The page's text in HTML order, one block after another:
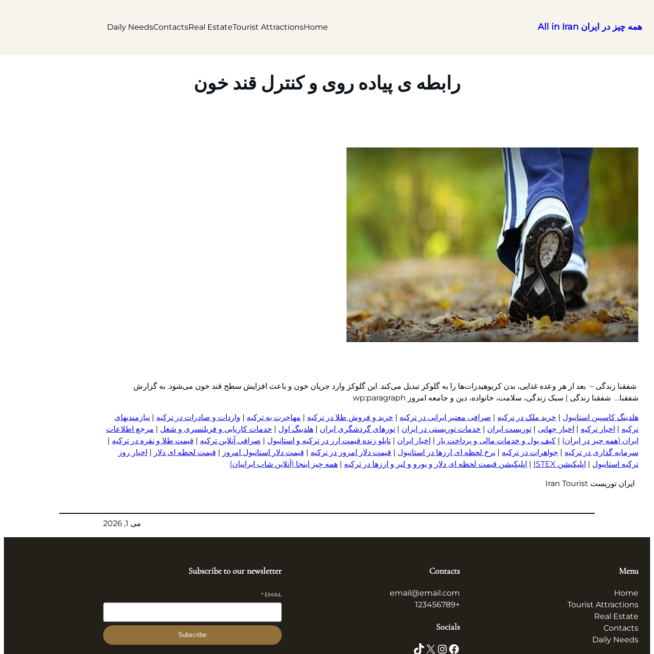
همه چیز در ایران All in Iran Home
Tourist Attractions
Real Estate
Contacts
Daily Needs
رابطه ی پیاده روی و کنترل قند خون
شفقنا زندگی – بعد از هر وعده غذایی، بدن کربوهیدرات‌ها را به گلوکز تبدیل می‌کند. این گلوکز وارد جریان خون و باعث افزایش سطح قند خون می‌شود. به گزارش
شفقنا… شفقنا زندگی | سبک زندگی، سلامت، خانواده، دین و جامعه امروز wp:paragraph
هلدینگ کاسپین استانبول | خرید ملک در ترکیه | صرافی معتبر ایرانی در ترکیه | خرید و فروش طلا در ترکیه | مهاجرت به ترکیه | واردات و صادرات در ترکیه | نیازمندیهای
ترکیه | اخبار ترکیه | اخبار جهانی | توریست ایران | خدمات توریستی در ایران | تورهای گردشگری ایران | هلدینگ اول | خدمات کاریابی و فریلنسری و شغل | مرجع اطلاعات
ایران (همه چیز در ایران) | کیف پول و خدمات مالی و پرداخت یار | اخبار ایران | تابلو زنده قیمت ارز در ترکیه و استانبول | صرافی آنلاین ترکیه | قیمت طلا و نقره در ترکیه |
سرمایه گذاری در ترکیه | جواهرات در ترکیه | نرخ لحظه ای ارزها در استانبول | قیمت دلار امروز در ترکیه | قیمت دلار استانبول امروز | قیمت لحظه ای دلار | اخبار روز
ترکیه استانبول | اپلیکیشن ISTEX | اپلیکیشن قیمت لحظه ای دلار و یورو و لیر و ار زها در ترکیه | همه چیز اینجا (آنلاین شاپ ایرانیان)
ایران توریست Iran Tourist
می 1, 2026
Menu
Home
Tourist Attractions
Real Estate
Contacts
Daily Needs
Contacts
email@email.com
+123456789
Socials
Facebook
Instagram
X
TikTok
Subscribe to our newsletter
EMAIL
*
Subscribe